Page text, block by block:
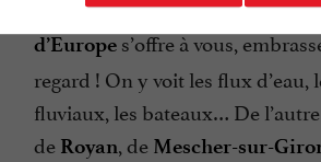
Le plus
d’Europes’offre à vous,
regard ! On y voit les flux d’eau,
fluviaux, les bateaux… De
de Royan, de Mescher-sur-